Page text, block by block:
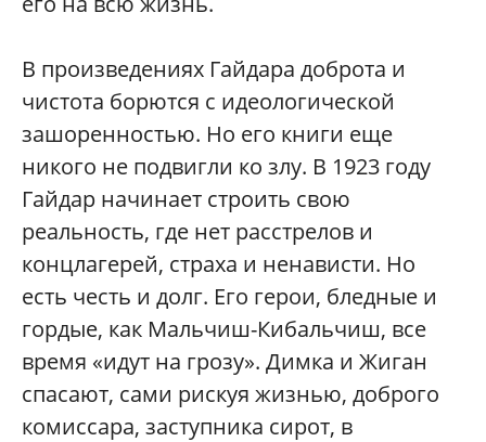
В произведениях Гайдара доброта и
чистота борются с идеологической
зашоренностью. Но его книги еще
никого не подвигли ко злу. В 1923 году
Гайдар начинает строить свою
реальность, где нет расстрелов и
концлагерей, страха и ненависти. Но
есть честь и долг. Его герои, бледные и
гордые, как Мальчиш-Кибальчиш, все
время «идут на грозу». Димка и Жиган
спасают, сами рискуя жизнью, доброго
комиссара, заступника сирот, в